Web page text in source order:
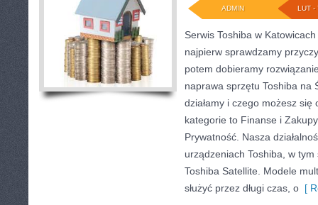
LUT -
ADMIN
Serwis Toshiba w
najpierw sprawdzamy
potem dobieramy
naprawa sprzętu Toshiba na
działamy i czego możesz się
kategorie to Finanse i
Prywatność. Nasza
urządzeniach Toshiba, w
Toshiba Satellite. Modele
służyć przez długi czas, o [